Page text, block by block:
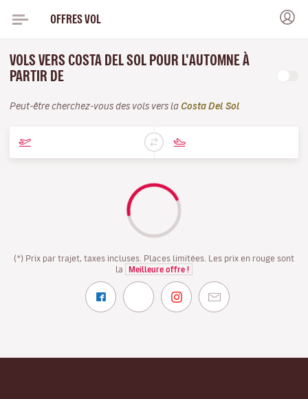
OFFRES VOL
VOLS VERS COSTA DEL SOL POUR L'AUTOMNE À
PARTIR DE
Peut-être cherchez-vous des vols vers la Costa Del Sol
(*) Prix par trajet, taxes incluses. Places limitées. Les prix en rouge sont
la
Meilleure offre !